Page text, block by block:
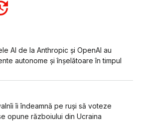
AI de la Anthropic și OpenAI au
autonome și înșelătoare în timpul
îi îndeamnă pe ruși să voteze
opune războiului din Ucraina